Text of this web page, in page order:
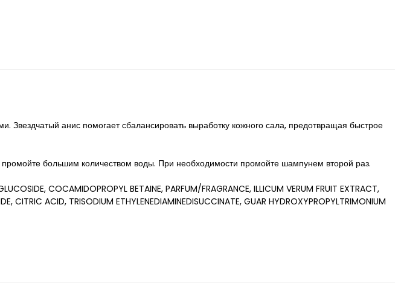
анис помогает сбалансировать выработку кожного сала, предотвращая быстрое
большим количеством воды. При необходимости промойте шампунем второй раз.
COCAMIDOPROPYL BETAINE, PARFUM/FRAGRANCE, ILLICUM VERUM FRUIT EXTRACT,
CITRIC ACID, TRISODIUM ETHYLENEDIAMINEDISUCCINATE, GUAR HYDROXYPROPYLTRIMONIUM